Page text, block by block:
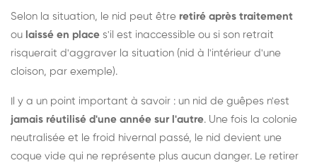
Selon la situation, le nid peut être retiré après traitement
ou laissé en place s'il est inaccessible ou si son retrait
risquerait d'aggraver la situation (nid à l'intérieur d'une
cloison, par exemple).
Il y a un point important à savoir : un nid de guêpes n'est
jamais réutilisé d'une année sur l'autre. Une fois la colonie
neutralisée et le froid hivernal passé, le nid devient une
coque vide qui ne représente plus aucun danger. Le retirer